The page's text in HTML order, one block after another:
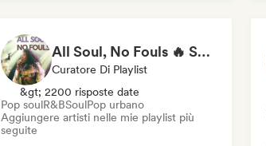
All Soul, No Fouls 🔥 Smooth Contemporary R&B & Neo Soul
Curatore Di Playlist
&gt; 2200 risposte date
Pop soulR&BSoulPop urbano
Aggiungere artisti nelle mie playlist più
seguite